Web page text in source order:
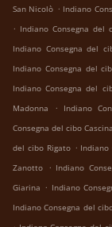
San Nicolò . Indiano
. Indiano Consegna del
Indiano Consegna del
Indiano Consegna del
Indiano Consegna del
Madonna
. Indiano
Consegna del cibo
del cibo Rigato . Indiano
Zanotto . Indiano
Giarina . Indiano
Indiano Consegna del